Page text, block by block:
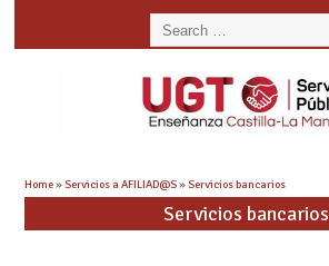
Home»Servicios a AFILIAD@S»Servicios bancarios
Servicios bancarios